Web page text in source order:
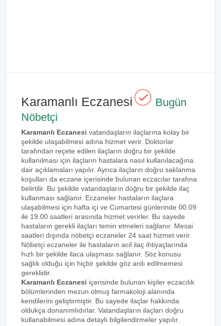
Karamanlı Eczanesi
Bugün
Nöbetçi
Karamanlı Eczanesi vatandaşların ilaçlarına kolay bir
şekilde ulaşabilmesi adına hizmet verir. Doktorlar
tarafından reçete edilen ilaçların doğru bir şekilde
kullanılması için ilaçların hastalara nasıl kullanılacağına
dair açıklamaları yapılır. Ayrıca ilaçların doğru saklanma
koşulları da eczane içerisinde bulunan eczacılar tarafına
belirtilir. Bu şekilde vatandaşların doğru bir şekilde ilaç
kullanması sağlanır. Eczaneler hastaların ilaçlara
ulaşabilmesi için hafta içi ve Cumartesi günlerinde 00.09
ile 19.00 saatleri arasında hizmet verirler. Bu sayede
hastaların gerekli ilaçları temin etmeleri sağlanır. Mesai
saatleri dışında nöbetçi eczaneler 24 saat hizmet verir.
Nöbetçi eczaneler ile hastaların acil ilaç ihtiyaçlarında
hızlı bir şekilde ilaca ulaşması sağlanır. Söz konusu
sağlık olduğu için hiçbir şekilde göz ardı edilmemesi
gereklidir.
Karamanlı Eczanesi içerisinde bulunan kişiler eczacılık
bölümlerinden mezun olmuş farmakoloji alanında
kendilerini geliştirmiştir. Bu sayede ilaçlar hakkında
oldukça donanımlıdırlar. Vatandaşların ilaçları doğru
kullanabilmesi adına detaylı bilgilendirmeler yapılır.